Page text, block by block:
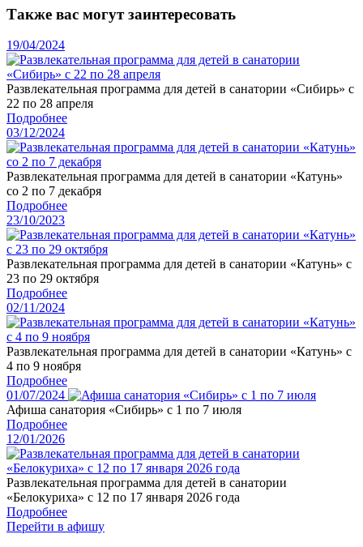
Также вас могут заинтересовать
19/04/2024
Развлекательная программа для детей в санатории «Сибирь» с
22 по 28 апреля
Подробнее
03/12/2024
Развлекательная программа для детей в санатории «Катунь»
со 2 по 7 декабря
Подробнее
23/10/2023
Развлекательная программа для детей в санатории «Катунь» с
23 по 29 октября
Подробнее
02/11/2024
Развлекательная программа для детей в санатории «Катунь» с
4 по 9 ноября
Подробнее
01/07/2024
Афиша санатория «Сибирь» с 1 по 7 июля
Подробнее
12/01/2026
Развлекательная программа для детей в санатории
«Белокуриха» с 12 по 17 января 2026 года
Подробнее
Перейти в афишу